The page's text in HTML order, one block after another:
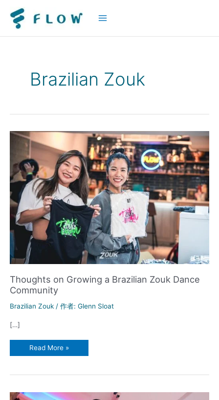
Brazilian Zouk
Thoughts on Growing a Brazilian Zouk Dance
Community
Brazilian Zouk / 作者: Glenn Sloat
[…]
Thoughts
Community
Read More »